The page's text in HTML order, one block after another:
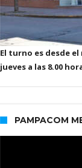
El turno es desde el
jueves a las 8.00
PAMPACOM